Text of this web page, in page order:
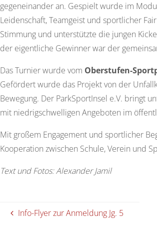
gegeneinander an. Gespielt wurde im
Leidenschaft, Teamgeist und sportlicher
Stimmung und unterstützte die jungen
der eigentliche Gewinner war der
Das Turnier wurde vom Oberstufen-
Gefördert wurde das Projekt von der
Bewegung. Der ParkSportInsel e.V. bringt
mit niedrigschwelligen Angeboten im
Mit großem Engagement und sportlicher
Kooperation zwischen Schule, Verein und
Text und Fotos: Alexander Jamil
Info-Flyer zur Anmeldung Jg. 5